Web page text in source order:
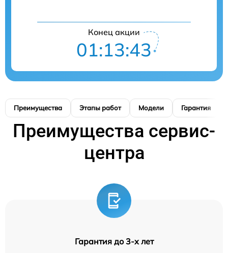
Конец акции
01:13:42
Преимущества Этапы работ Модели Гарантия
Преимущества сервис-
центра
Гарантия до 3-х лет